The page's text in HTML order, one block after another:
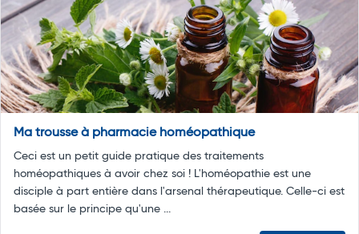
Ma trousse à pharmacie homéopathique
Ceci est un petit guide pratique des traitements
homéopathiques à avoir chez soi ! L'homéopathie est une
disciple à part entière dans l'arsenal thérapeutique. Celle-ci est
basée sur le principe qu'une ...